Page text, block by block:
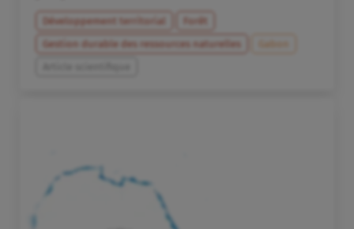
Développement territorial
Forêt
Gestion durable des ressources naturelles
Gabon